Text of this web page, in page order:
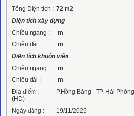
Tổng Diện tích : 72 m2
Diện tích xây dựng
Chiều ngang :
m
Chiều dài :
m
Diện tích khuôn viên
Chiều ngang :
m
Chiều dài :
m
Địa điểm :
P.Hồng Bàng - TP. Hải Phòng
(HD)
Ngày đăng :
19/11/2025